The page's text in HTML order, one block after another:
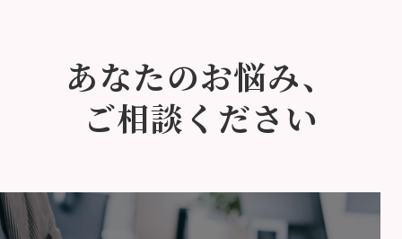
あなたのお悩み、
ご相談ください